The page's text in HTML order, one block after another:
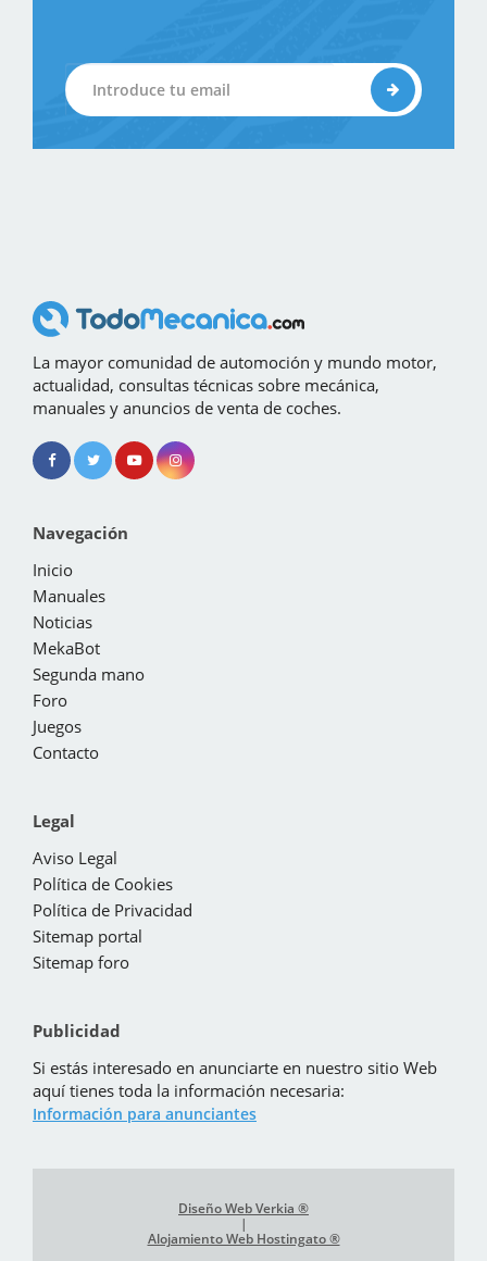
La mayor comunidad de automoción y mundo motor,
actualidad, consultas técnicas sobre mecánica,
manuales y anuncios de venta de coches.
Navegación
Inicio
Manuales
Noticias
MekaBot
Segunda mano
Foro
Juegos
Contacto
Legal
Aviso Legal
Política de Cookies
Política de Privacidad
Sitemap portal
Sitemap foro
Publicidad
Si estás interesado en anunciarte en nuestro sitio Web
aquí tienes toda la información necesaria:
Información para anunciantes
Diseño Web Verkia ®
|
Alojamiento Web Hostingato ®